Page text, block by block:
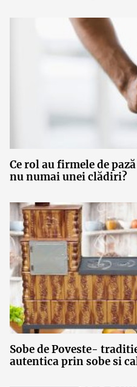
Ce rol au firmele de
nu numai unei clădiri?
Sobe de Poveste-
autentica prin sobe si